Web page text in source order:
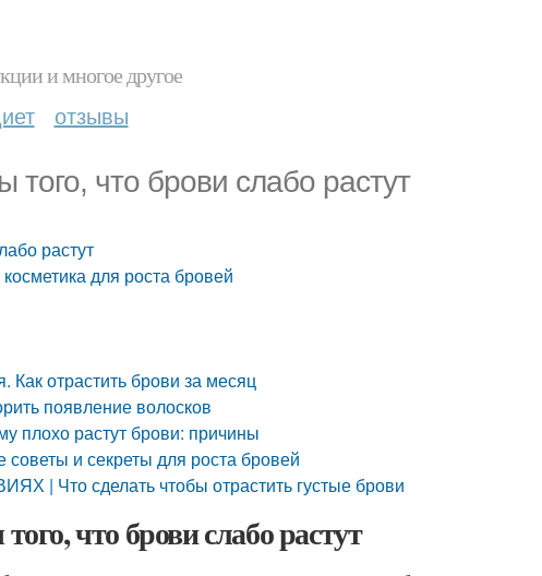
и многое другое
отзывы
того, что брови слабо растут
растут
для роста бровей
Как отрастить брови за месяц
появление волосков
плохо растут брови: причины
и секреты для роста бровей
сделать чтобы отрастить густые брови
что брови слабо растут